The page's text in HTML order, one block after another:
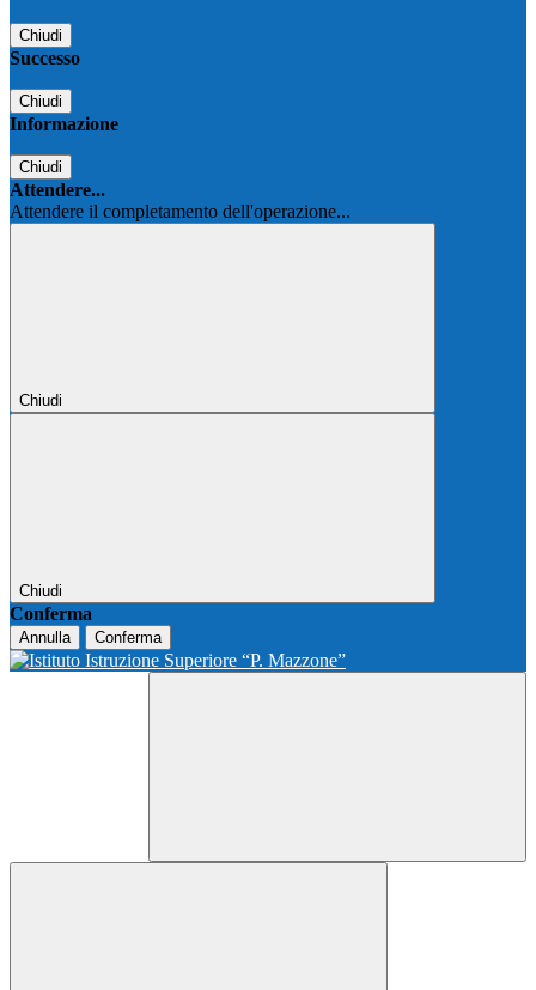
Chiudi
Successo
Chiudi
Informazione
Chiudi
Attendere...
Attendere il completamento dell'operazione...
Chiudi
Chiudi
Conferma
Annulla Conferma